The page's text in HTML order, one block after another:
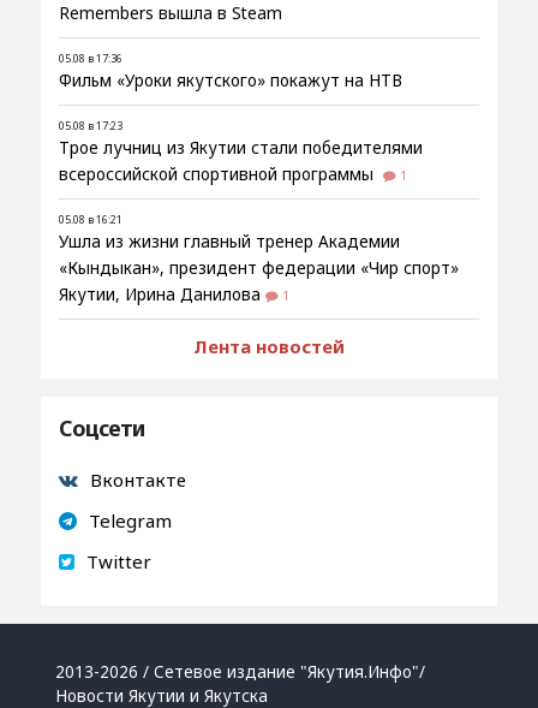
Remembers вышла в Steam
05.08 в 17:36
Фильм «Уроки якутского» покажут на НТВ
05.08 в 17:23
Трое лучниц из Якутии стали победителями
всероссийской спортивной программы
1
05.08 в 16:21
Ушла из жизни главный тренер Академии
«Кындыкан», президент федерации «Чир спорт»
Якутии, Ирина Данилова
1
Лента новостей
Соцсети
Вконтакте
Telegram
Twitter
2013-2026 / Сетевое издание "Якутия.Инфо"/
Новости Якутии и Якутска